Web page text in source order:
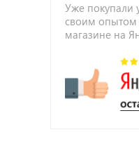
Уже покупали
своим опытом
магазине на